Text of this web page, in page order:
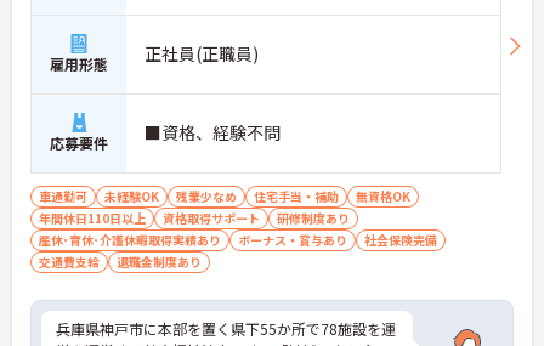
雇用形態 正社員(正職員)
応募要件 ■資格、経験不問
車通勤可 未経験OK 残業少なめ 住宅手当・補助
無資格OK
年間休日110日以上
資格取得サポート
研修制度あり
産休･育休･介護休暇取得実績あり
ボーナス・賞与あり
社会保険完備
交通費支給
退職金制度あり
兵庫県神戸市に本部を置く県下55か所で78施設を運